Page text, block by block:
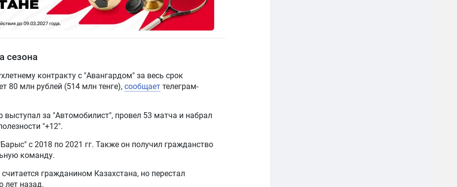
сезона
контракту с "Авангардом" за весь срок
80 млн рублей (514 млн тенге), сообщает телеграм-
за "Автомобилист", провел 53 матча и набрал
"+12".
с 2018 по 2021 гг. Также он получил гражданство
команду.
гражданином Казахстана, но перестал
лет назад.